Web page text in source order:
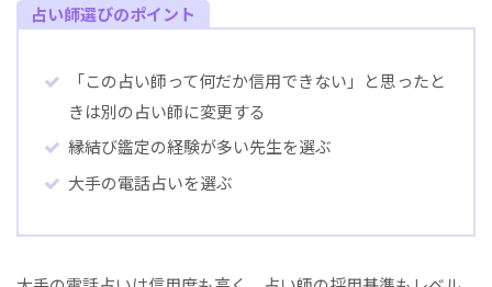
占い師選びのポイント
「この占い師って何だか信用できない」と思ったと
きは別の占い師に変更する
縁結び鑑定の経験が多い先生を選ぶ
大手の電話占いを選ぶ